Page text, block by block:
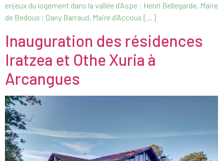
enjeux du logement dans la vallée d’Aspe : Henri Bellegarde, Maire
de Bedous ; Dany Barraud, Maire d’Accous […]
Inauguration des résidences
Iratzea et Othe Xuria à
Arcangues